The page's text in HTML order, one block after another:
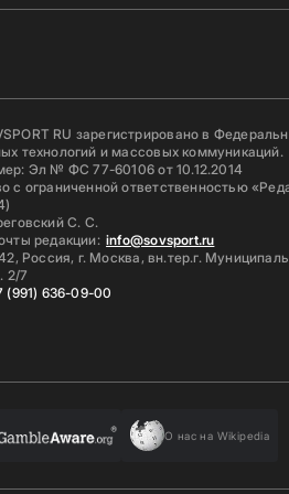
RU зарегистрировано в
технологий и массовых коммуникаций.
Эл № ФС 77-60106 от 10.12.2014
с ограниченной ответственностью
С. С.
редакции: info@sovsport.ru
Россия, г. Москва, вн.тер.г.
2/7
(991) 636-09-00
О нас на Wikipedia